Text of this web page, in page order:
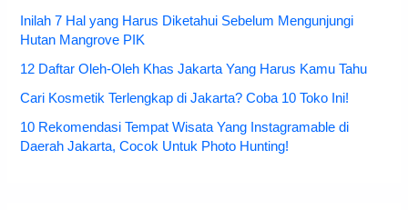
Inilah 7 Hal yang Harus Diketahui Sebelum Mengunjungi
Hutan Mangrove PIK
12 Daftar Oleh-Oleh Khas Jakarta Yang Harus Kamu Tahu
Cari Kosmetik Terlengkap di Jakarta? Coba 10 Toko Ini!
10 Rekomendasi Tempat Wisata Yang Instagramable di
Daerah Jakarta, Cocok Untuk Photo Hunting!